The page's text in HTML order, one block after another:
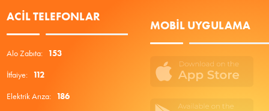
ACIL TELEFONLAR
Alo Zabıta: 153
İtfaiye: 112
Elektrik Arıza: 186
MOBIL UYGULAMA